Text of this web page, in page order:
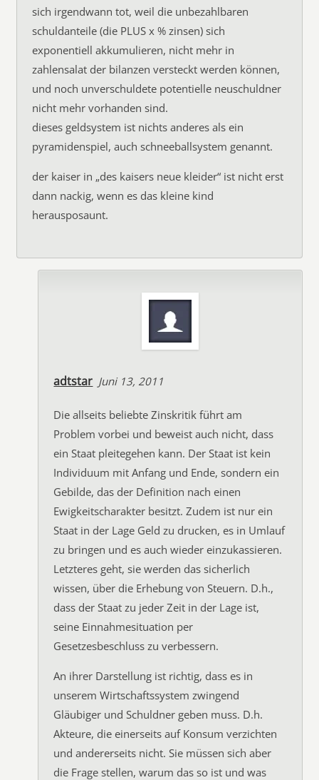
sich irgendwann tot, weil die unbezahlbaren
schuldanteile (die PLUS x % zinsen) sich
exponentiell akkumulieren, nicht mehr in
zahlensalat der bilanzen versteckt werden können,
und noch unverschuldete potentielle neuschuldner
nicht mehr vorhanden sind.
dieses geldsystem ist nichts anderes als ein
pyramidenspiel, auch schneeballsystem genannt.
der kaiser in „des kaisers neue kleider“ ist nicht erst
dann nackig, wenn es das kleine kind
herausposaunt.
adtstar Juni 13, 2011
Die allseits beliebte Zinskritik führt am
Problem vorbei und beweist auch nicht, dass
ein Staat pleitegehen kann. Der Staat ist kein
Individuum mit Anfang und Ende, sondern ein
Gebilde, das der Definition nach einen
Ewigkeitscharakter besitzt. Zudem ist nur ein
Staat in der Lage Geld zu drucken, es in Umlauf
zu bringen und es auch wieder einzukassieren.
Letzteres geht, sie werden das sicherlich
wissen, über die Erhebung von Steuern. D.h.,
dass der Staat zu jeder Zeit in der Lage ist,
seine Einnahmesituation per
Gesetzesbeschluss zu verbessern.
An ihrer Darstellung ist richtig, dass es in
unserem Wirtschaftssystem zwingend
Gläubiger und Schuldner geben muss. D.h.
Akteure, die einerseits auf Konsum verzichten
und andererseits nicht. Sie müssen sich aber
die Frage stellen, warum das so ist und was